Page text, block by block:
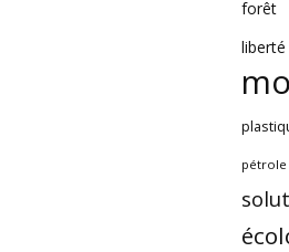
forêt
liberté
pétrole